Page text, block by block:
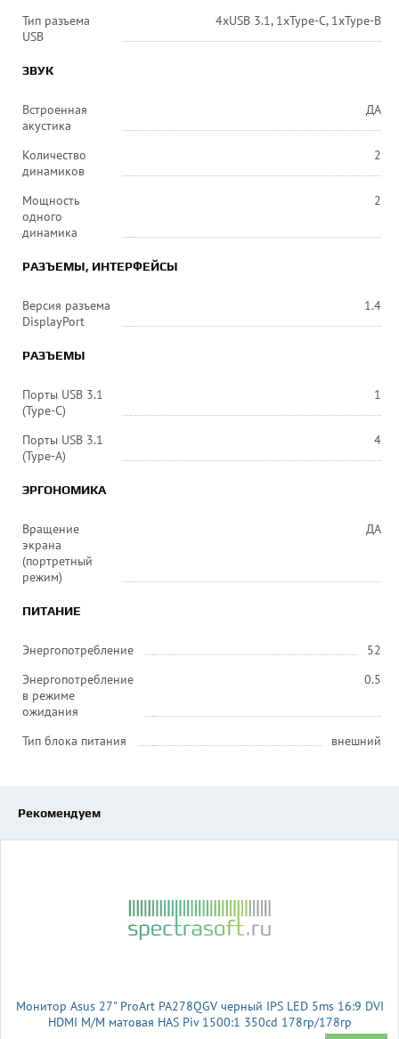
Тип разъема
USB
4xUSB 3.1, 1xType-C, 1xType-B
ЗВУК
Встроенная
акустика
ДА
Количество
динамиков
2
Мощность
одного
динамика
2
РАЗЪЕМЫ, ИНТЕРФЕЙСЫ
Версия разъема
DisplayPort
1.4
РАЗЪЕМЫ
Порты USB 3.1
(Type-C)
1
Порты USB 3.1
(Type-A)
4
ЭРГОНОМИКА
Вращение
экрана
(портретный
режим)
ДА
ПИТАНИЕ
Энергопотребление
52
Энергопотребление
в режиме
ожидания
0.5
Тип блока питания внешний
Рекомендуем
Монитор Asus 27" ProArt PA278QGV черный IPS LED 5ms 16:9 DVI
HDMI M/M матовая HAS Piv 1500:1 350cd 178гр/178гр